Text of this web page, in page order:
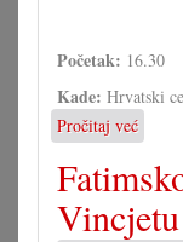
Početak: 16.30
Kade: Hrvatski
Pročitaj već
"Šarica"
Vincjetu